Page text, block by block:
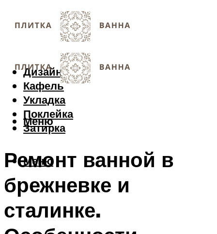
Дизайн
Кафель
Укладка
Поклейка
Затирка
Меню
Меню
Ремонт ванной в
брежневке и
сталинке.